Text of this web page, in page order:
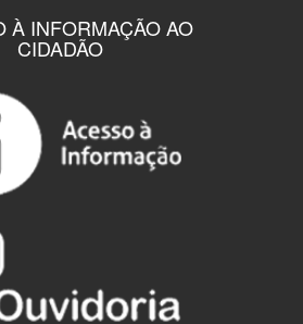
À INFORMAÇÃO AO
CIDADÃO